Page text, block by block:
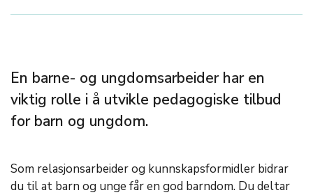
En barne- og ungdomsarbeider har en
viktig rolle i å utvikle pedagogiske tilbud
for barn og ungdom.
Som relasjonsarbeider og kunnskapsformidler bidrar
du til at barn og unge får en god barndom. Du deltar